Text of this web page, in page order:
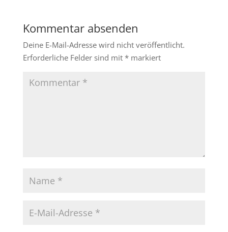
Kommentar absenden
Deine E-Mail-Adresse wird nicht veröffentlicht.
Erforderliche Felder sind mit *markiert